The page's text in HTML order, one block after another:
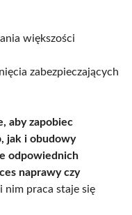
większości
zabezpieczających
aby zapobiec
jak i obudowy
odpowiednich
naprawy czy
nim praca staje się